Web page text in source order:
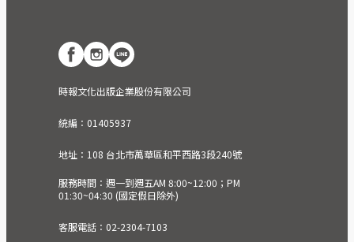
時報文化出版企業股份有限公司
統編：01405937
地址：108 台北市萬華區和平西路3段240號
服務時間：週一到週五AM 8:00~12:00；PM
01:30~04:30 (國定假日除外)
客服電話：02-2304-7103